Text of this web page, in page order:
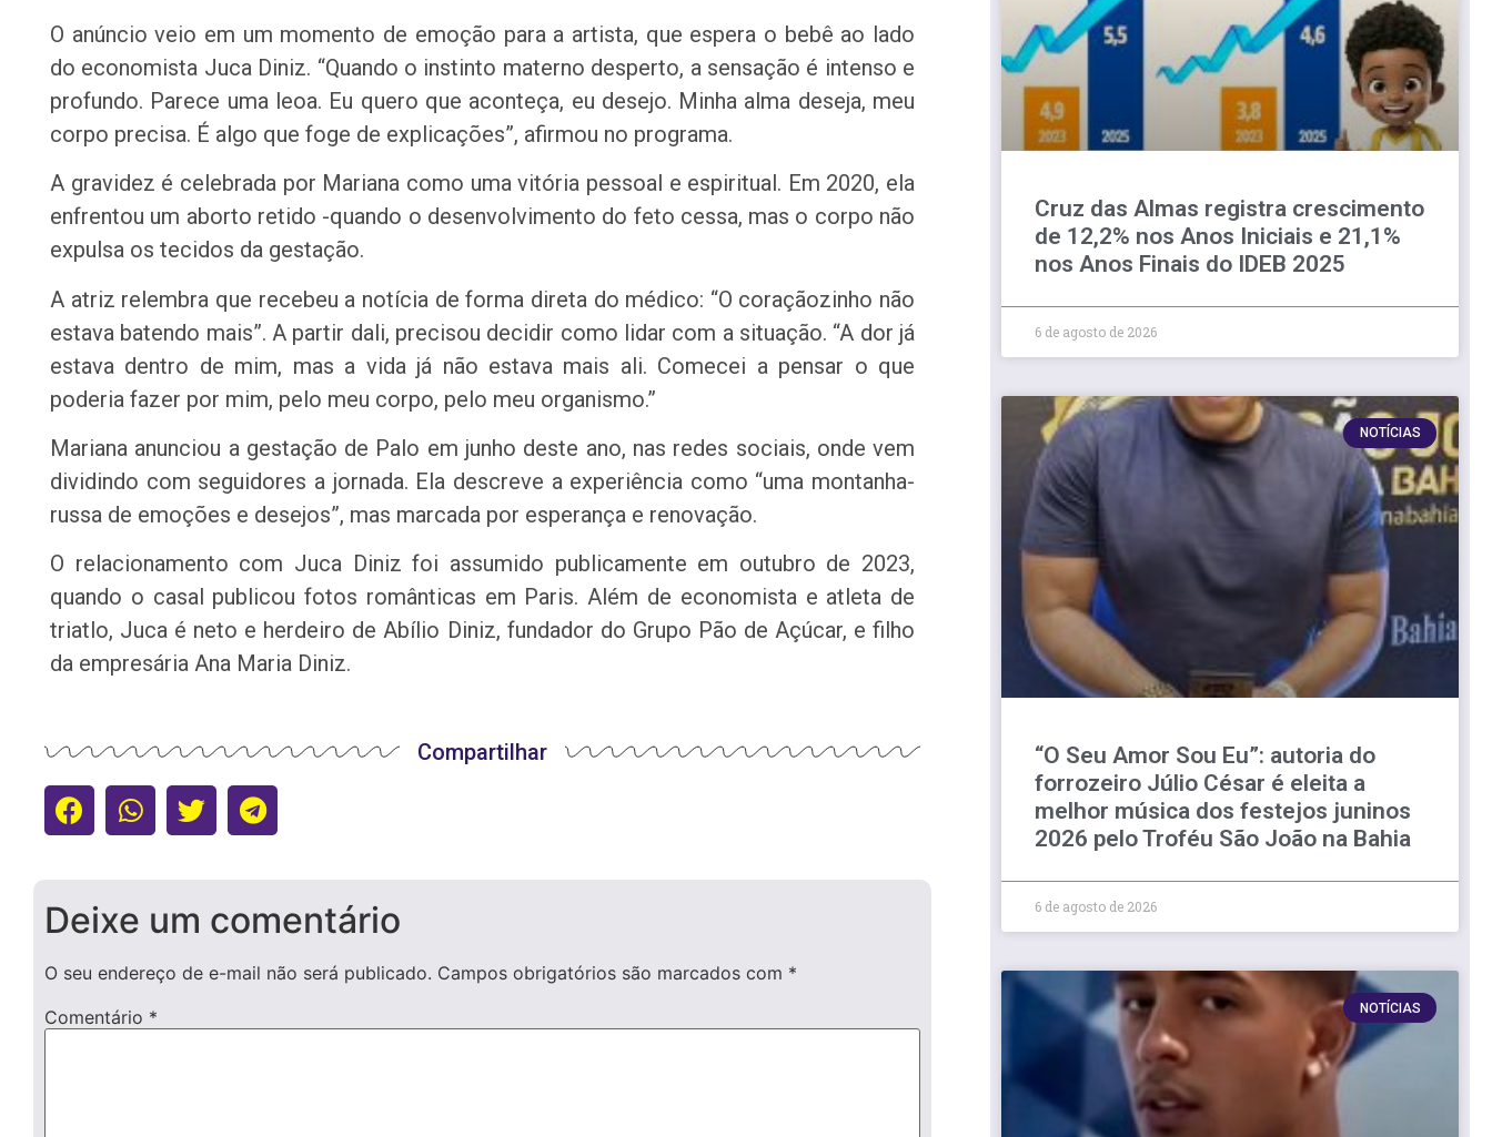
O anúncio veio em um momento de emoção para a artista, que espera o bebê ao lado
do economista Juca Diniz. “Quando o instinto materno desperto, a sensação é intenso e
profundo. Parece uma leoa. Eu quero que aconteça, eu desejo. Minha alma deseja, meu
corpo precisa. É algo que foge de explicações”, afirmou no programa.
A gravidez é celebrada por Mariana como uma vitória pessoal e espiritual. Em 2020, ela
enfrentou um aborto retido -quando o desenvolvimento do feto cessa, mas o corpo não
expulsa os tecidos da gestação.
A atriz relembra que recebeu a notícia de forma direta do médico: “O coraçãozinho não
estava batendo mais”. A partir dali, precisou decidir como lidar com a situação. “A dor já
estava dentro de mim, mas a vida já não estava mais ali. Comecei a pensar o que
poderia fazer por mim, pelo meu corpo, pelo meu organismo.”
Mariana anunciou a gestação de Palo em junho deste ano, nas redes sociais, onde vem
dividindo com seguidores a jornada. Ela descreve a experiência como “uma montanha-
russa de emoções e desejos”, mas marcada por esperança e renovação.
O relacionamento com Juca Diniz foi assumido publicamente em outubro de 2023,
quando o casal publicou fotos românticas em Paris. Além de economista e atleta de
triatlo, Juca é neto e herdeiro de Abílio Diniz, fundador do Grupo Pão de Açúcar, e filho
da empresária Ana Maria Diniz.
Compartilhar
Deixe um comentário
O seu endereço de e-mail não será publicado. Campos obrigatórios são marcados com *
Comentário *
Cruz das Almas registra crescimento
de 12,2% nos Anos Iniciais e 21,1%
nos Anos Finais do IDEB 2025
6 de agosto de 2026
NOTÍCIAS
“O Seu Amor Sou Eu”: autoria do
forrozeiro Júlio César é eleita a
melhor música dos festejos juninos
2026 pelo Troféu São João na Bahia
6 de agosto de 2026
NOTÍCIAS